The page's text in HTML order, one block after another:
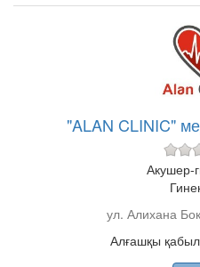
"ALAN CLINIC"
Акушер-
ул. Алихана
Алғашқы